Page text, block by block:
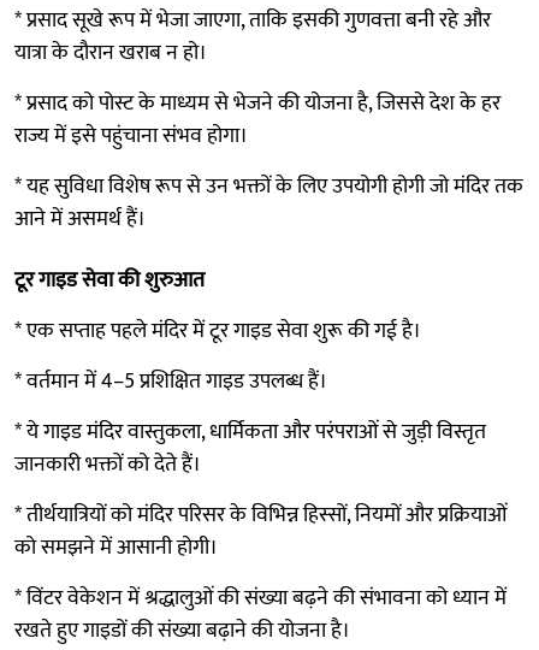
* प्रसाद सूखे रूप में भेजा जाएगा, ताकि इसकी गुणवत्ता बनी रहे और
यात्रा के दौरान खराब न हो।
* प्रसाद को पोस्ट के माध्यम से भेजने की योजना है, जिससे देश के हर
राज्य में इसे पहुंचाना संभव होगा।
* यह सुविधा विशेष रूप से उन भक्तों के लिए उपयोगी होगी जो मंदिर तक
आने में असमर्थ हैं।
टूर गाइड सेवा की शुरुआत
* एक सप्ताह पहले मंदिर में टूर गाइड सेवा शुरू की गई है।
* वर्तमान में 4–5 प्रशिक्षित गाइड उपलब्ध हैं।
* ये गाइड मंदिर वास्तुकला, धार्मिकता और परंपराओं से जुड़ी विस्तृत
जानकारी भक्तों को देते हैं।
* तीर्थयात्रियों को मंदिर परिसर के विभिन्न हिस्सों, नियमों और प्रक्रियाओं
को समझने में आसानी होगी।
* विंटर वेकेशन में श्रद्धालुओं की संख्या बढ़ने की संभावना को ध्यान में
रखते हुए गाइडों की संख्या बढ़ाने की योजना है।